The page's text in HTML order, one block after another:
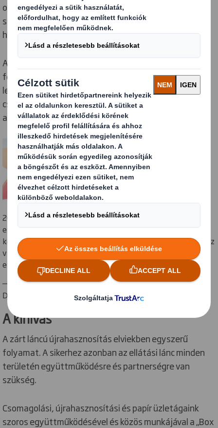
online borvásárlási színtere. Vásárlóik több ezer bor,
szeszes ital és ajándék közül válogathatnak
házhozszállítással.
Az online borkereskedő vállalat osztja a
fenntarthatóságról alkotott véleményünket, ami
lehetővé tette számunkra, hogy a hullámkarton
csomagolásokra zárt láncú modellt vezessünk be az
angliai Gloucester-i disztribúciós központjukon által.
2019-ben a Laithwaite's volt az egyik első partnerünk, aki
elnyerte Closed-Loop Certification tanúsítványukat. A
körforgásos gazdaság előmozdítása létfontosságú az egész
világon a vállalatok számára, a modern fogyasztói
elvárásoknak és igényeinek való megfelelési törekvésben.
— Tom Campbell White, European Strategic
Development Director, DS Smith
A kihívás
A zárt láncú újrahasznosítás elviekben egyszerű
folyamat. A sikerhez azonban az ellátási lánc minden
területén együttműködésre és partnerségre van
szükség.
Csomagolási, újrahasznosítási és papír üzletágaink
szoros együttműködésével és közös munkájával a „Box